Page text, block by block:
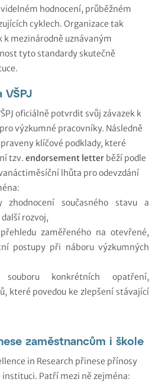
hodnocení, průběžném
cyklech. Organizace tak
k mezinárodně uznávaným
tyto standardy skutečně
oficiálně potvrdit svůj závazek k
výzkumné pracovníky. Následně
klíčové podklady, které
tzv. endorsement letter běží podle
lhůta pro odevzdání
současného stavu a
rozvoj,
zaměřeného na otevřené,
postupy při náboru výzkumných
konkrétních opatření,
které povedou ke zlepšení stávající
zaměstnancům i škole
in Research přinese přínosy
Patří mezi ně zejména: